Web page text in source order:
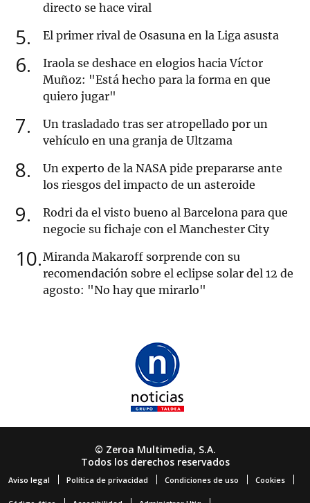
directo se hace viral
5 El primer rival de Osasuna en la Liga asusta
6
Iraola se deshace en elogios hacia Víctor
Muñoz: "Está hecho para la forma en que
quiero jugar"
7
Un trasladado tras ser atropellado por un
vehículo en una granja de Ultzama
8
Un experto de la NASA pide prepararse ante
los riesgos del impacto de un asteroide
9
Rodri da el visto bueno al Barcelona para que
negocie su fichaje con el Manchester City
10 Miranda Makaroff sorprende con su
recomendación sobre el eclipse solar del 12 de
agosto: "No hay que mirarlo"
© Zeroa Multimedia, S.A.
Todos los derechos reservados
Aviso legal Política de privacidad Condiciones de uso Cookies